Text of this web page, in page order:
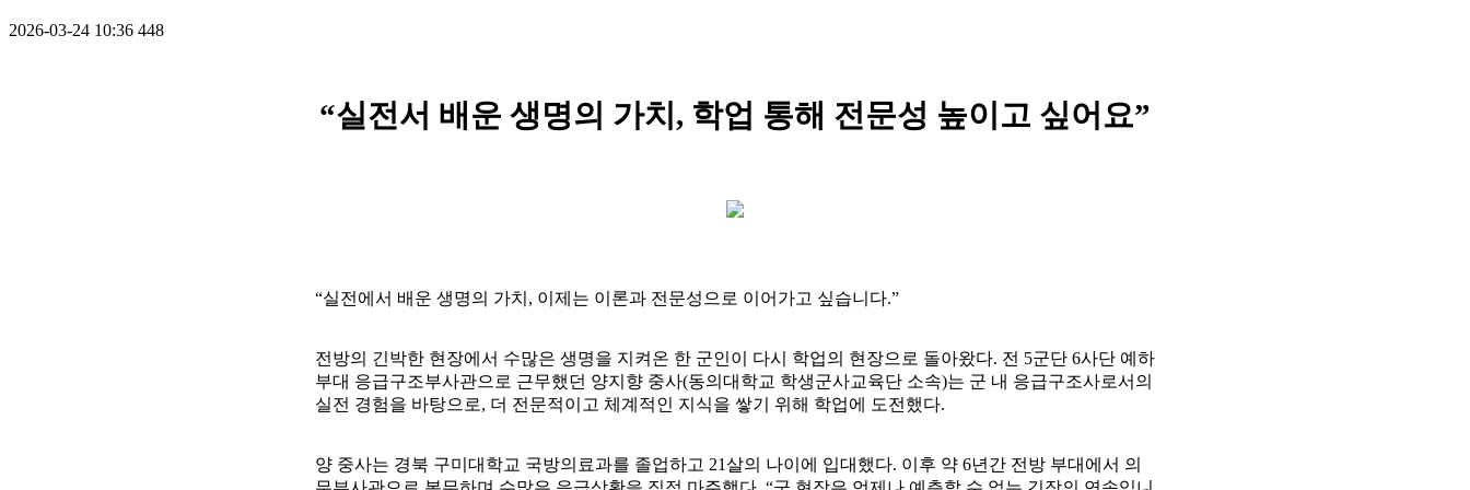
2026-03-24 10:36 448
“실전서 배운 생명의 가치, 학업 통해 전문성 높이고 싶어요”
“실전에서 배운 생명의 가치, 이제는 이론과 전문성으로 이어가고 싶습니다.”
전방의 긴박한 현장에서 수많은 생명을 지켜온 한 군인이 다시 학업의 현장으로 돌아왔다. 전 5군단 6사단 예하
부대 응급구조부사관으로 근무했던 양지향 중사(동의대학교 학생군사교육단 소속)는 군 내 응급구조사로서의
실전 경험을 바탕으로, 더 전문적이고 체계적인 지식을 쌓기 위해 학업에 도전했다.
양 중사는 경북 구미대학교 국방의료과를 졸업하고 21살의 나이에 입대했다. 이후 약 6년간 전방 부대에서 의